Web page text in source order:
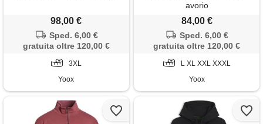
98,00 €
Sped. 6,00 €
gratuita oltre 120,00 €
3XL
Yoox
avorio
84,00 €
Sped. 6,00 €
gratuita oltre 120,00 €
L XL XXL XXXL
Yoox